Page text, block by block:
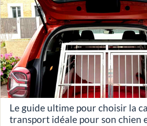
Le guide ultime pour choisir la
transport idéale pour son chien